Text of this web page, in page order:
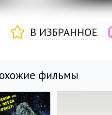
В ИЗБРАННОЕ
фильмы